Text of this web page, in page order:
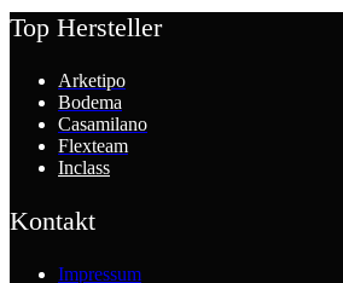
Top Hersteller
Arketipo
Bodema
Casamilano
Flexteam
Inclass
Kontakt
Impressum